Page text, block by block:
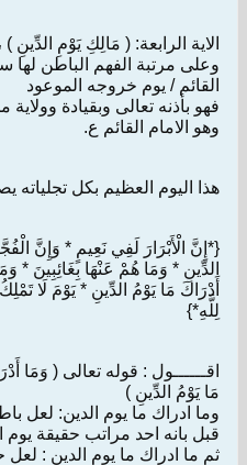
الاية الرابعة: ( مَالِكِ يَوْمِ الدِّينِ
وعلى مرتبة الفهم الباطن لها
القائم / يوم خروجه الموعود
فهو بأذنه تعالى وبقيادة
وهو الامام القائم ع.
هذا اليوم العظيم بكل تجلياته
{*إِنَّ الْأَبْرَارَ لَفِي نَعِيمٍ * وَإِنَّ
الدِّينِ * وَمَا هُمْ عَنْهَا بِغَائِبِينَ *
أَدْرَاكَ مَا يَوْمُ الدِّينِ * يَوْمَ لَا
لِلَّهِ*}
اقــــــول : قوله تعالى ( وَمَا
مَا يَوْمُ الدِّينِ )
وما ادراك ما يوم الدين: لعل
قبل بانه احد مراتب حقيقة يوم
ثم ما ادراك ما يوم الدين : لعل